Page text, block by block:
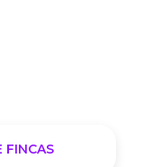
FINCAS